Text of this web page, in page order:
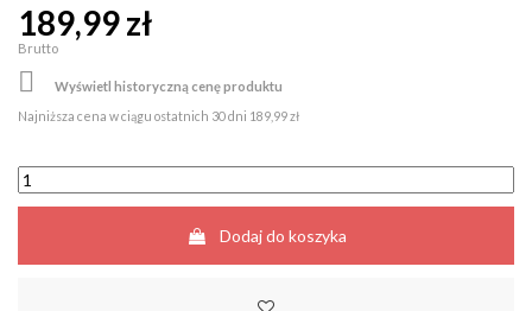
189,99 zł
Brutto

Wyświetl historyczną cenę produktu
Najniższa cena w ciągu ostatnich 30 dni 189,99 zł
Dodaj do koszyka